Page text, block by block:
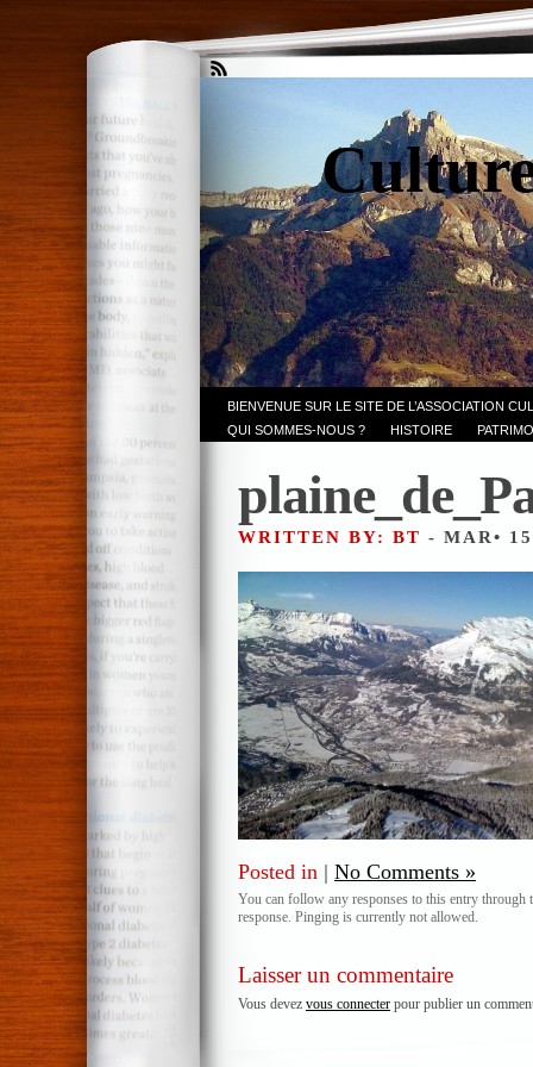
BIENVENUE SUR LE SITE DE L’ASSOCIATION
QUI SOMMES-NOUS ?
HISTOIRE
WRITTEN BY: BT - MAR•
Posted in | No Comments »
You can follow any responses to this entry through
response. Pinging is currently not allowed.
Laisser un commentaire
Vous devez vous connecter pour publier un